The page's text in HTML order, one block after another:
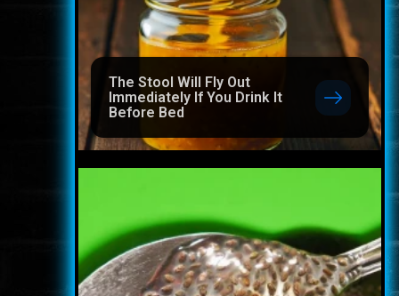
The Stool Will Fly Out
Immediately If You Drink It
Before Bed